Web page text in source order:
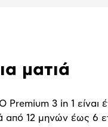
ματιά
Premium 3 in 1
από 12 μηνών έως 6